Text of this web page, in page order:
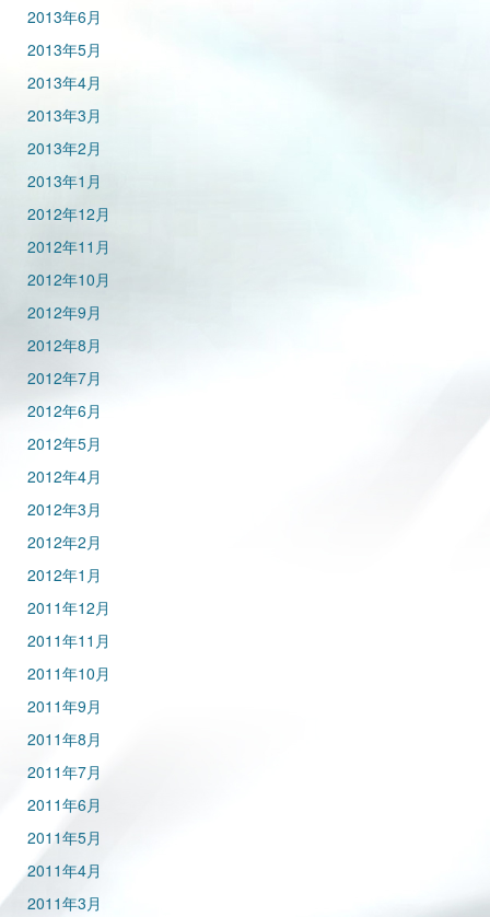
2013年6月
2013年5月
2013年4月
2013年3月
2013年2月
2013年1月
2012年12月
2012年11月
2012年10月
2012年9月
2012年8月
2012年7月
2012年6月
2012年5月
2012年4月
2012年3月
2012年2月
2012年1月
2011年12月
2011年11月
2011年10月
2011年9月
2011年8月
2011年7月
2011年6月
2011年5月
2011年4月
2011年3月